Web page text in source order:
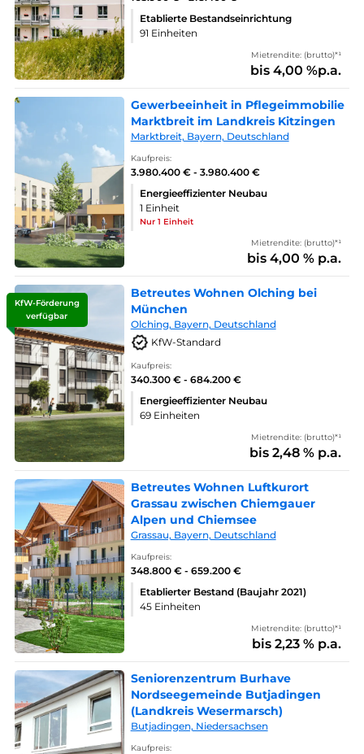
Etablierte Bestandseinrichtung
91 Einheiten
Mietrendite: (brutto)*¹
bis 4,00 %p.a.
Gewerbeeinheit in Pflegeimmobilie
Marktbreit im Landkreis Kitzingen
Marktbreit, Bayern, Deutschland
Kaufpreis:
3.980.400 € - 3.980.400 €
Energieeffizienter Neubau
1 Einheit
Nur 1 Einheit
Mietrendite: (brutto)*¹
bis 4,00 % p.a.
KfW-Förderung
verfügbar
Betreutes Wohnen Olching bei
München
Olching, Bayern, Deutschland
KfW-Standard
Kaufpreis:
340.300 € - 684.200 €
Energieeffizienter Neubau
69 Einheiten
Mietrendite: (brutto)*¹
bis 2,48 % p.a.
Betreutes Wohnen Luftkurort
Grassau zwischen Chiemgauer
Alpen und Chiemsee
Grassau, Bayern, Deutschland
Kaufpreis:
348.800 € - 659.200 €
Etablierter Bestand (Baujahr 2021)
45 Einheiten
Mietrendite: (brutto)*¹
bis 2,23 % p.a.
Seniorenzentrum Burhave
Nordseegemeinde Butjadingen
(Landkreis Wesermarsch)
Butjadingen, Niedersachsen
Kaufpreis: